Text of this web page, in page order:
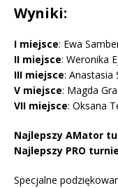
Wyniki:
I miejsce: Ewa
II miejsce: Weronika
III miejsce: Anastasia
V miejsce: Magda
VII miejsce: Oksana
Najlepszy AMator
Najlepszy PRO
Specjalne